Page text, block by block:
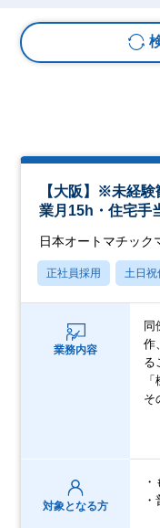
【大阪】※未経
業月15h・住宅手
日本オートマチック
正社員採用 土日祝
業務内容
同
作
る
そ
対象となる方